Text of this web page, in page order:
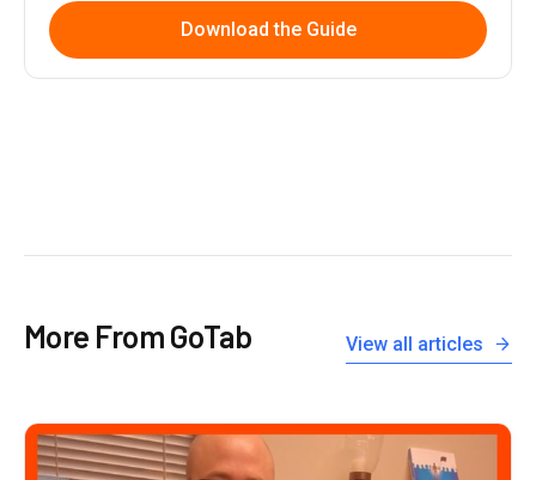
Download the Guide
More From GoTab View all articles